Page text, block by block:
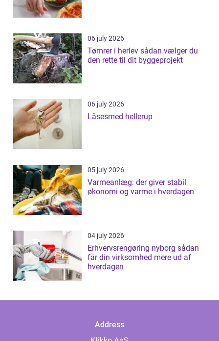
06 july 2026
Tømrer i herlev sådan vælger du
den rette til dit byggeprojekt
06 july 2026
Låsesmed hellerup
05 july 2026
Varmeanlæg: der giver stabil
økonomi og varme i hverdagen
04 july 2026
Erhvervsrengøring nyborg sådan
får din virksomhed mere ud af
hverdagen
Address